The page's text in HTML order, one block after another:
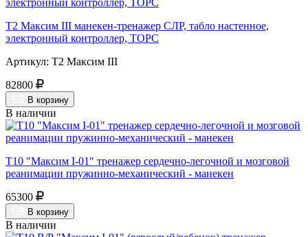
Т2 Максим III манекен-тренажер СЛР, табло настенное,
электронный контроллер, ТОРС
Артикул: Т2 Максим III
82800
В корзину
В наличии
Т10 "Максим I-01" тренажер сердечно-легочной и мозговой
реанимации пружинно-механический - манекен
65300
В корзину
В наличии